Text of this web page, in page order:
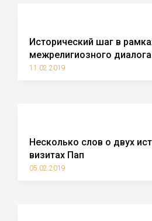
Исторический шаг в
межрелигиозного диалога
11.02.2019
Несколько слов о двух
визитах Пап
05.02.2019